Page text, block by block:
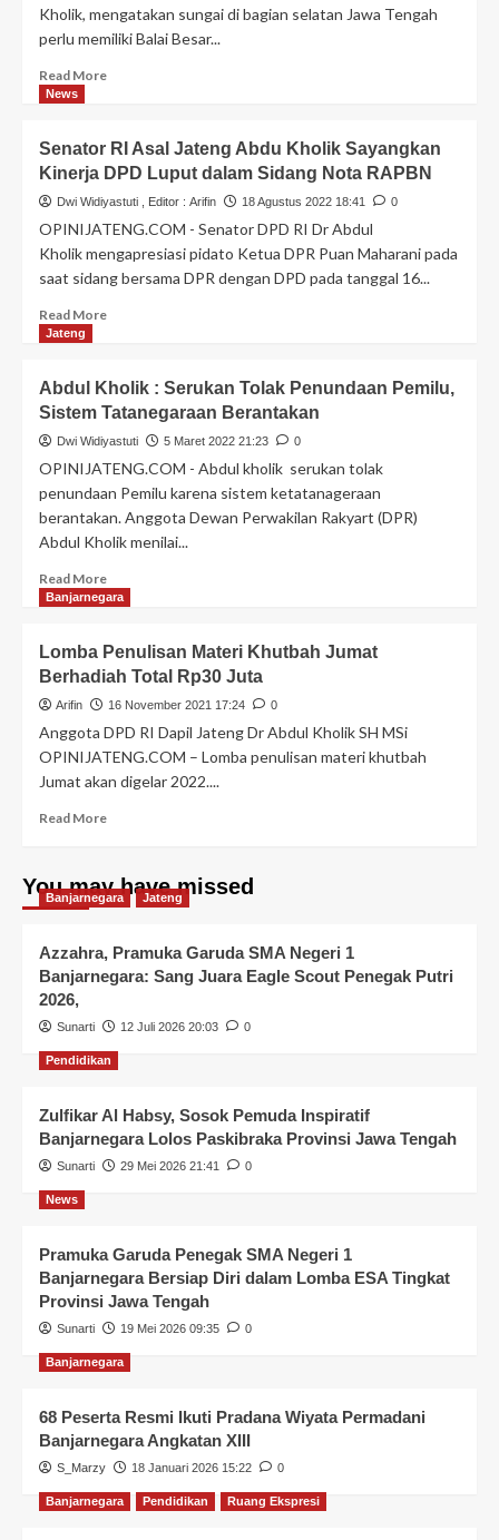
Kholik, mengatakan sungai di bagian selatan Jawa Tengah
perlu memiliki Balai Besar...
Read More
News
Senator RI Asal Jateng Abdu Kholik Sayangkan
Kinerja DPD Luput dalam Sidang Nota RAPBN
Dwi Widiyastuti , Editor : Arifin 18 Agustus 2022 18:41 0
OPINIJATENG.COM - Senator DPD RI Dr Abdul
Kholik mengapresiasi pidato Ketua DPR Puan Maharani pada
saat sidang bersama DPR dengan DPD pada tanggal 16...
Read More
Jateng
Abdul Kholik : Serukan Tolak Penundaan Pemilu,
Sistem Tatanegaraan Berantakan
Dwi Widiyastuti 5 Maret 2022 21:23 0
OPINIJATENG.COM - Abdul kholik serukan tolak
penundaan Pemilu karena sistem ketatanageraan
berantakan. Anggota Dewan Perwakilan Rakyart (DPR)
Abdul Kholik menilai...
Read More
Banjarnegara
Lomba Penulisan Materi Khutbah Jumat
Berhadiah Total Rp30 Juta
Arifin 16 November 2021 17:24 0
Anggota DPD RI Dapil Jateng Dr Abdul Kholik SH MSi
OPINIJATENG.COM – Lomba penulisan materi khutbah
Jumat akan digelar 2022....
Read More
You may have missed
Banjarnegara Jateng
Azzahra, Pramuka Garuda SMA Negeri 1
Banjarnegara: Sang Juara Eagle Scout Penegak Putri
2026,
Sunarti 12 Juli 2026 20:03 0
Pendidikan
Zulfikar Al Habsy, Sosok Pemuda Inspiratif
Banjarnegara Lolos Paskibraka Provinsi Jawa Tengah
Sunarti 29 Mei 2026 21:41 0
News
Pramuka Garuda Penegak SMA Negeri 1
Banjarnegara Bersiap Diri dalam Lomba ESA Tingkat
Provinsi Jawa Tengah
Sunarti 19 Mei 2026 09:35 0
Banjarnegara
68 Peserta Resmi Ikuti Pradana Wiyata Permadani
Banjarnegara Angkatan XIII
S_Marzy 18 Januari 2026 15:22 0
Banjarnegara Pendidikan Ruang Ekspresi